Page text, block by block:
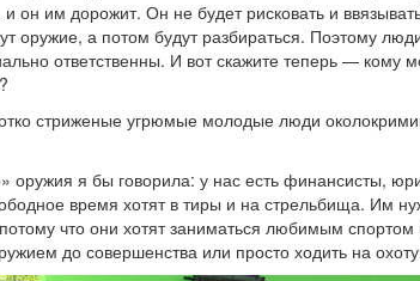
он им дорожит. Он не будет рисковать и
оружие, а потом будут разбираться. Поэтому
ответственны. И вот скажите теперь — кому
стриженые угрюмые молодые люди
я бы говорила: у нас есть финансисты,
время хотят в тиры и на стрельбища. Им
что они хотят заниматься любимым
до совершенства или просто ходить на